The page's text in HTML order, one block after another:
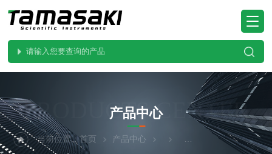
PRODUCTS CENTER
产品中心
当前位置：首页 产品中心 KYORITSU共立电表